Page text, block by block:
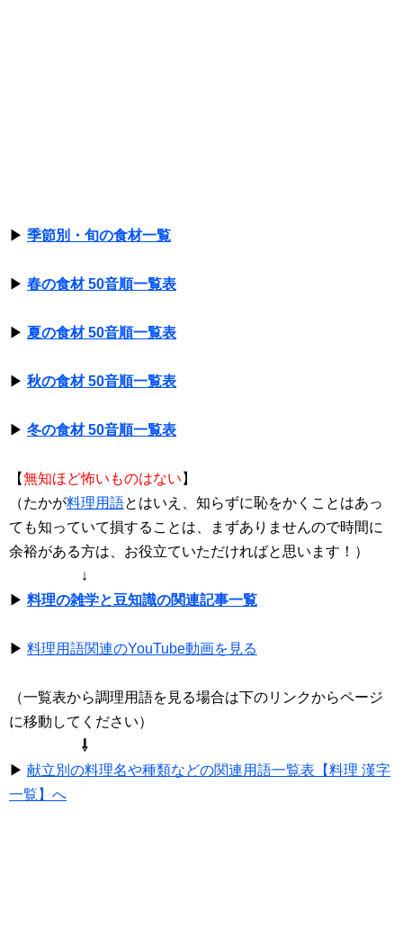
▶ 季節別・旬の食材一覧
▶ 春の食材 50音順一覧表
▶ 夏の食材 50音順一覧表
▶ 秋の食材 50音順一覧表
▶ 冬の食材 50音順一覧表
【無知ほど怖いものはない 】
（たかが料理用語とはいえ、知らずに恥をかくことはあっ
ても知っていて損することは、まずありませんので時間に
余裕がある方は、お役立ていただければと思います！）
↓
▶ 料理の雑学と豆知識の関連記事一覧
▶ 料理用語関連のYouTube動画を見る
（一覧表から調理用語を見る場合は下のリンクからページ
に移動してください）
⇩
▶ 献立別の料理名や種類などの関連用語一覧表【料理 漢字
一覧】へ